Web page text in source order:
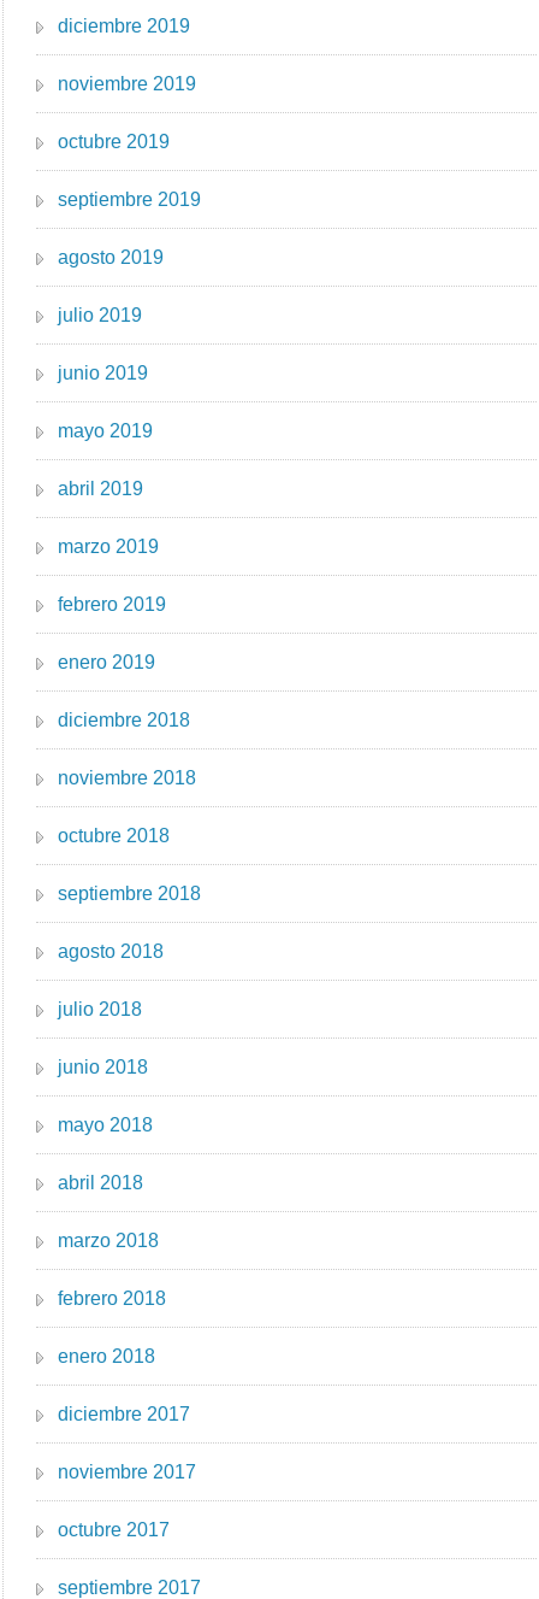
diciembre 2019
noviembre 2019
octubre 2019
septiembre 2019
agosto 2019
julio 2019
junio 2019
mayo 2019
abril 2019
marzo 2019
febrero 2019
enero 2019
diciembre 2018
noviembre 2018
octubre 2018
septiembre 2018
agosto 2018
julio 2018
junio 2018
mayo 2018
abril 2018
marzo 2018
febrero 2018
enero 2018
diciembre 2017
noviembre 2017
octubre 2017
septiembre 2017